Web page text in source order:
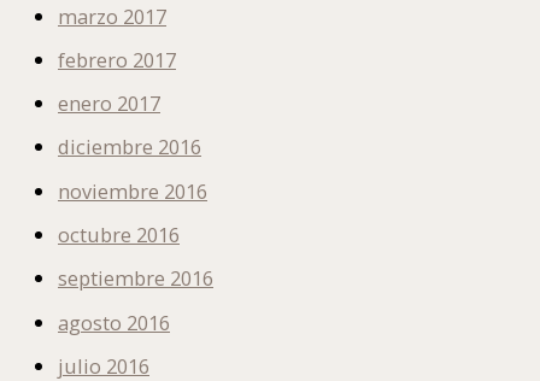
marzo 2017
febrero 2017
enero 2017
diciembre 2016
noviembre 2016
octubre 2016
septiembre 2016
agosto 2016
julio 2016